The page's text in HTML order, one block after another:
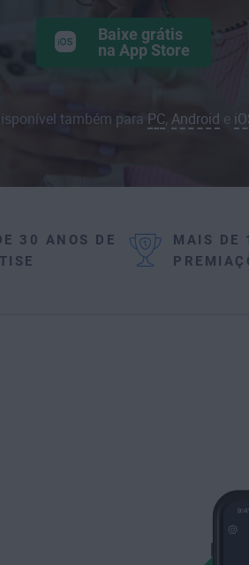
Baixe grátis
na App Store
também para PC, Android e
30 ANOS DE
MAIS DE